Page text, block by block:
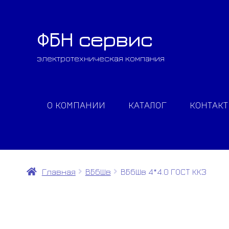
Перейти
навигации
Перейти
содержимому
ФБН сервис
электротехническая компания
О КОМПАНИИ КАТАЛОГ
Главная ВБбШв ВБбШв 4*4.0 ГОСТ ККЗ